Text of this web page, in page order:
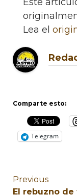
Lea el
Comparte esto:
Telegram
Previous
El rebuzno